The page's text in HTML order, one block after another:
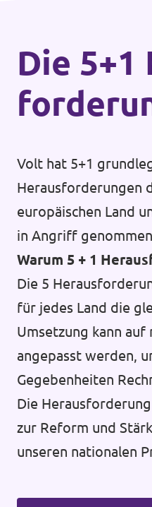
Die
Volt hat 5+1
Herausforderungen
europäischen Land
in Angriff
Warum 5 + 1
Die 5
für jedes Land die
Umsetzung kann auf
angepasst werden,
Gegebenheiten
Die
zur Reform und
unseren nationalen